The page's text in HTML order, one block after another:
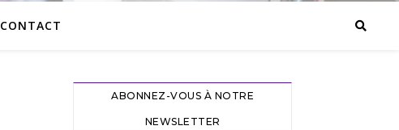
CONTACT
ABONNEZ-VOUS À NOTRE
NEWSLETTER